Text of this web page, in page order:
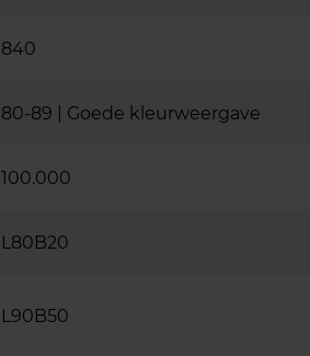
840
80-89 | Goede kleurweergave
100.000
L80B20
L90B50